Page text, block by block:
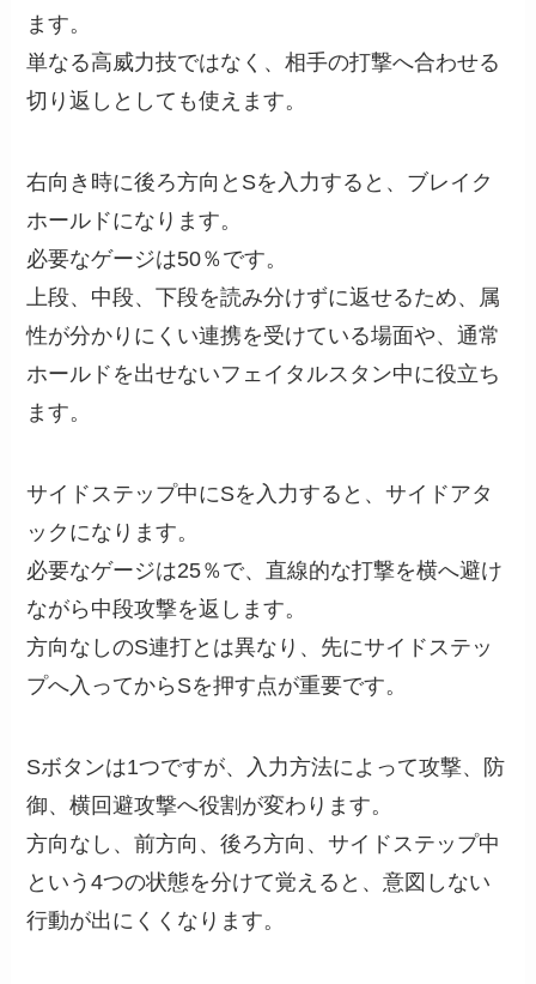
ます。
単なる高威力技ではなく、相手の打撃へ合わせる
切り返しとしても使えます。
右向き時に後ろ方向とSを入力すると、ブレイク
ホールドになります。
必要なゲージは50％です。
上段、中段、下段を読み分けずに返せるため、属
性が分かりにくい連携を受けている場面や、通常
ホールドを出せないフェイタルスタン中に役立ち
ます。
サイドステップ中にSを入力すると、サイドアタ
ックになります。
必要なゲージは25％で、直線的な打撃を横へ避け
ながら中段攻撃を返します。
方向なしのS連打とは異なり、先にサイドステッ
プへ入ってからSを押す点が重要です。
Sボタンは1つですが、入力方法によって攻撃、防
御、横回避攻撃へ役割が変わります。
方向なし、前方向、後ろ方向、サイドステップ中
という4つの状態を分けて覚えると、意図しない
行動が出にくくなります。